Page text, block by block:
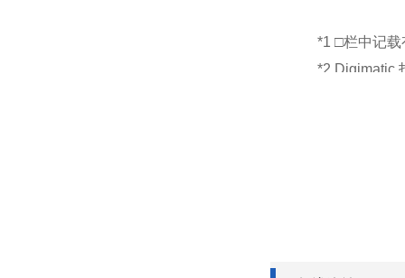
*1 □栏中记载
*2 Digimatic